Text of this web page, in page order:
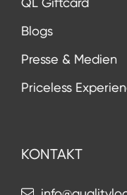
Blogs
Presse & Medien
Priceless
KONTAKT